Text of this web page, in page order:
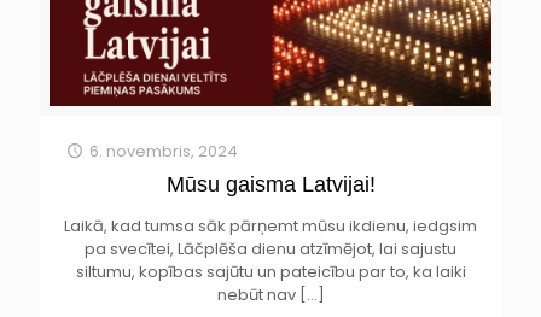
6. novembris, 2024
Mūsu gaisma Latvijai!
Laikā, kad tumsa sāk pārņemt mūsu ikdienu, iedgsim
pa svecītei, Lāčplēša dienu atzīmējot, lai sajustu
siltumu, kopības sajūtu un pateicību par to, ka laiki
nebūt nav[…]